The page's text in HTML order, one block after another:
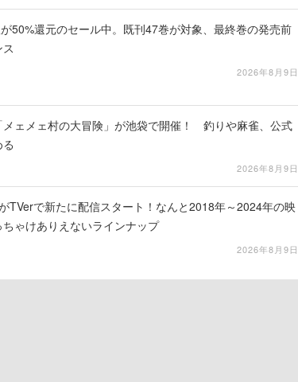
50%還元のセール中。既刊47巻が対象、最終巻の発売前
2026年8月9日
メェメェ村の大冒険」が池袋で開催！ 釣りや麻雀、公式
2026年8月9日
TVerで新たに配信スタート！なんと2018年～2024年の映
ゃけありえないラインナップ
2026年8月9日